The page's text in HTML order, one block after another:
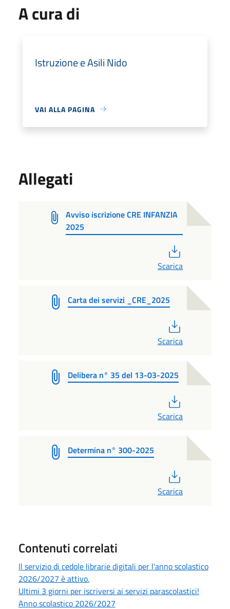
A cura di
Istruzione e Asili Nido
VAI ALLA PAGINA
Allegati
Avviso iscrizione CRE INFANZIA
2025
Scarica
Carta dei servizi _CRE_2025
Scarica
Delibera n° 35 del 13-03-2025
Scarica
Determina n° 300-2025
Scarica
Contenuti correlati
Il servizio di cedole librarie digitali per l'anno scolastico
2026/2027 è attivo.
Ultimi 3 giorni per iscriversi ai servizi parascolastici!
Anno scolastico 2026/2027